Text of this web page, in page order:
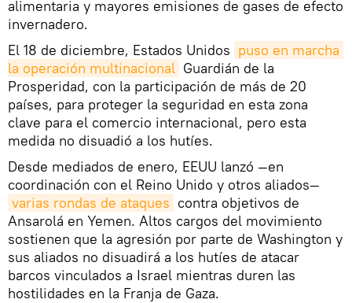
alimentaria y mayores emisiones de gases de efecto
invernadero.
El 18 de diciembre, Estados Unidos puso en marcha
la operación multinacional Guardián de la
Prosperidad, con la participación de más de 20
países, para proteger la seguridad en esta zona
clave para el comercio internacional, pero esta
medida no disuadió a los hutíes.
Desde mediados de enero, EEUU lanzó —en
coordinación con el Reino Unido y otros aliados—
varias rondas de ataques contra objetivos de
Ansarolá en Yemen. Altos cargos del movimiento
sostienen que la agresión por parte de Washington y
sus aliados no disuadirá a los hutíes de atacar
barcos vinculados a Israel mientras duren las
hostilidades en la Franja de Gaza.